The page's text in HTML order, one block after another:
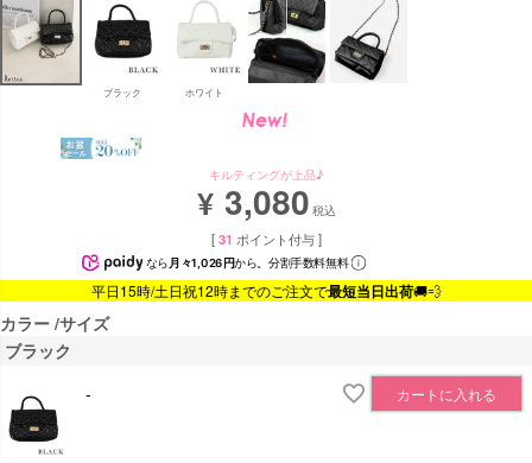
ブラック ホワイト
キルティングが上品♪
¥ 3,080 税込
[ 31 ポイント付与 ]
なら 月々1,026円から。分割手数料無料
平日15時/土日祝12時までのご注文で最短当日出荷🚚💨
カラー サイズ
ブラック
-
カートに入れる